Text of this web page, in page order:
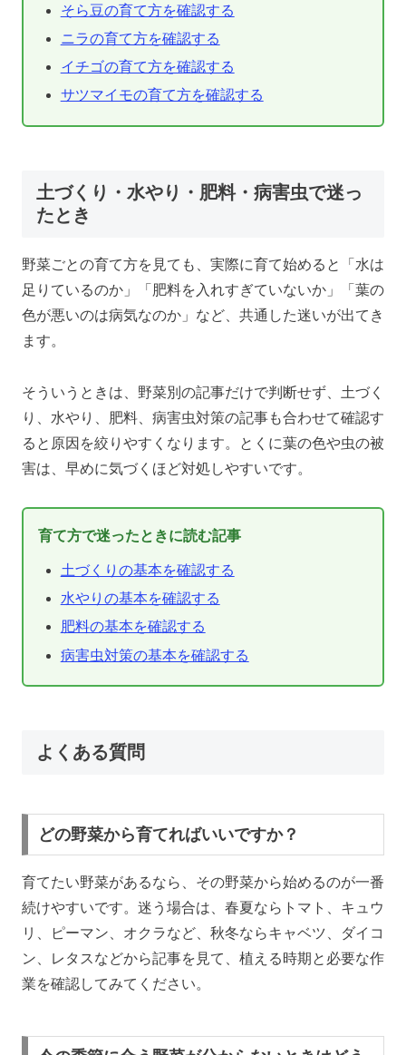
そら豆の育て方を確認する
ニラの育て方を確認する
イチゴの育て方を確認する
サツマイモの育て方を確認する
土づくり・水やり・肥料・病害虫で迷っ
たとき
野菜ごとの育て方を見ても、実際に育て始めると「水は
足りているのか」「肥料を入れすぎていないか」「葉の
色が悪いのは病気なのか」など、共通した迷いが出てき
ます。
そういうときは、野菜別の記事だけで判断せず、土づく
り、水やり、肥料、病害虫対策の記事も合わせて確認す
ると原因を絞りやすくなります。とくに葉の色や虫の被
害は、早めに気づくほど対処しやすいです。
育て方で迷ったときに読む記事
土づくりの基本を確認する
水やりの基本を確認する
肥料の基本を確認する
病害虫対策の基本を確認する
よくある質問
どの野菜から育てればいいですか？
育てたい野菜があるなら、その野菜から始めるのが一番
続けやすいです。迷う場合は、春夏ならトマト、キュウ
リ、ピーマン、オクラなど、秋冬ならキャベツ、ダイコ
ン、レタスなどから記事を見て、植える時期と必要な作
業を確認してみてください。